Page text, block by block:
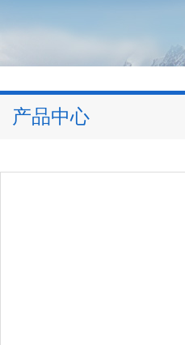
产品中心